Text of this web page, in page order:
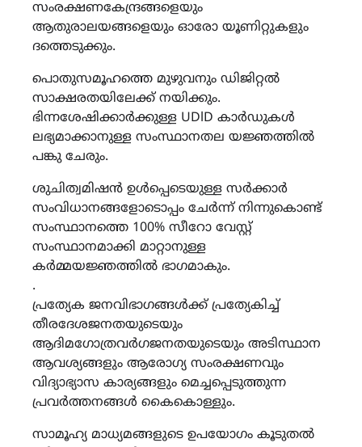
സംരക്ഷണകേന്ദ്രങ്ങളെയും
ആതുരാലയങ്ങളെയും ഓരോ യൂണിറ്റുകളും
ദത്തെടുക്കും.
പൊതുസമൂഹത്തെ മുഴുവനും ഡിജിറ്റൽ
സാക്ഷരതയിലേക്ക് നയിക്കും.
ഭിന്നശേഷിക്കാർക്കുള്ള UDlD കാർഡുകൾ
ലഭ്യമാക്കാനുള്ള സംസ്ഥാനതല യജ്ഞത്തിൽ
പങ്കു ചേരും.
ശുചിത്വമിഷൻ ഉൾപ്പെടെയുള്ള സർക്കാർ
സംവിധാനങ്ങളോടൊപ്പം ചേർന്ന് നിന്നുകൊണ്ട്
സംസ്ഥാനത്തെ 100% സീറോ വേസ്റ്റ്
സംസ്ഥാനമാക്കി മാറ്റാനുള്ള
കർമ്മയജ്ഞത്തിൽ ഭാഗമാകും.
.
പ്രത്യേക ജനവിഭാഗങ്ങൾക്ക് പ്രത്യേകിച്ച്
തീരദേശജനതയുടെയും
ആദിമഗോത്രവർഗജനതയുടെയും അടിസ്ഥാന
ആവശ്യങ്ങളും ആരോഗ്യ സംരക്ഷണവും
വിദ്യാഭ്യാസ കാര്യങ്ങളും മെച്ചപ്പെടുത്തുന്ന
പ്രവർത്തനങ്ങൾ കൈകൊള്ളും.
സാമൂഹ്യ മാധ്യമങ്ങളുടെ ഉപയോഗം കൂടുതൽ